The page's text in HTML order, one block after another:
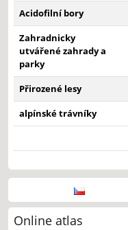
Acidofilní bory
Zahradnicky
utvářené zahrady a
parky
Přirozené lesy
alpínské trávníky
Online atlas